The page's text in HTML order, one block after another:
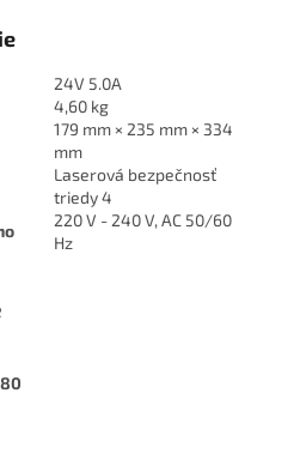
24V 5.0A
4,60 kg
179 mm × 235 mm × 334
mm
Laserová bezpečnosť
triedy 4
220 V - 240 V, AC 50/60
Hz